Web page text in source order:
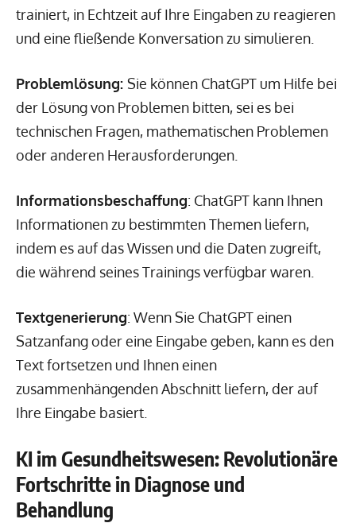
trainiert, in Echtzeit auf Ihre Eingaben zu reagieren
und eine fließende Konversation zu simulieren.
Problemlösung: Sie können ChatGPT um Hilfe bei
der Lösung von Problemen bitten, sei es bei
technischen Fragen, mathematischen Problemen
oder anderen Herausforderungen.
Informationsbeschaffung: ChatGPT kann Ihnen
Informationen zu bestimmten Themen liefern,
indem es auf das Wissen und die Daten zugreift,
die während seines Trainings verfügbar waren.
Textgenerierung: Wenn Sie ChatGPT einen
Satzanfang oder eine Eingabe geben, kann es den
Text fortsetzen und Ihnen einen
zusammenhängenden Abschnitt liefern, der auf
Ihre Eingabe basiert.
KI im Gesundheitswesen: Revolutionäre
Fortschritte in Diagnose und
Behandlung